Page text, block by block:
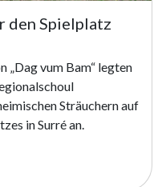
den Spielplatz
„Dag vum Bam“ legten
Sträuchern auf
in Surré an.